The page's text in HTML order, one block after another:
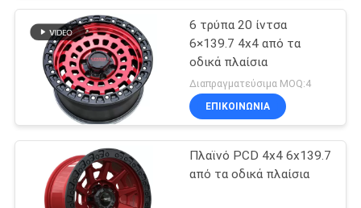
6 τρύπα 20 ίντσα
6×139.7 4x4 από τα
οδικά πλαίσια
Διαπραγματεύσιμα MOQ:4
ΕΠΙΚΟΙΝΩΝΊΑ
Πλαϊνό PCD 4x4 6x139.7
από τα οδικά πλαίσια